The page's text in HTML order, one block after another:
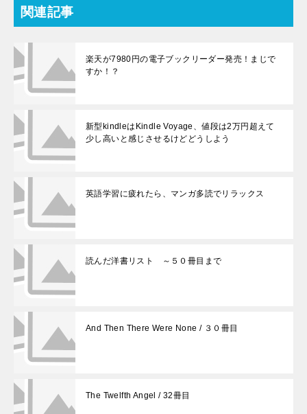
関連記事
楽天が7980円の電子ブックリーダー発売！まじで
すか！？
新型kindleはKindle Voyage、値段は2万円超えて
少し高いと感じさせるけどどうしよう
英語学習に疲れたら、マンガ多読でリラックス
読んだ洋書リスト ～５０冊目まで
And Then There Were None / ３０冊目
The Twelfth Angel / 32冊目